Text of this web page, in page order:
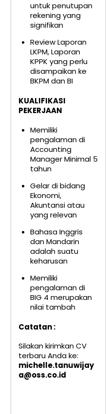
untuk penutupan
rekening yang
signifikan
Review Laporan
LKPM, Laporan
KPPK yang perlu
disampaikan ke
BKPM dan BI
KUALIFIKASI
PEKERJAAN
Memiliki
pengalaman di
Accounting
Manager Minimal 5
tahun
Gelar di bidang
Ekonomi,
Akuntansi atau
yang relevan
Bahasa Inggris
dan Mandarin
adalah suatu
keharusan
Memiliki
pengalaman di
BIG 4 merupakan
nilai tambah
Catatan :
Silakan kirimkan CV
terbaru Anda ke:
michelle.tanuwijay
a@oss.co.id